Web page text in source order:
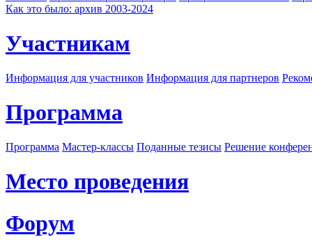
Как это было: архив 2003-2024
Участникам
Информация для участников Информация для партнеров
Программа
Программа Мастер-классы Поданные тезисы Решение
Место проведения
Форум